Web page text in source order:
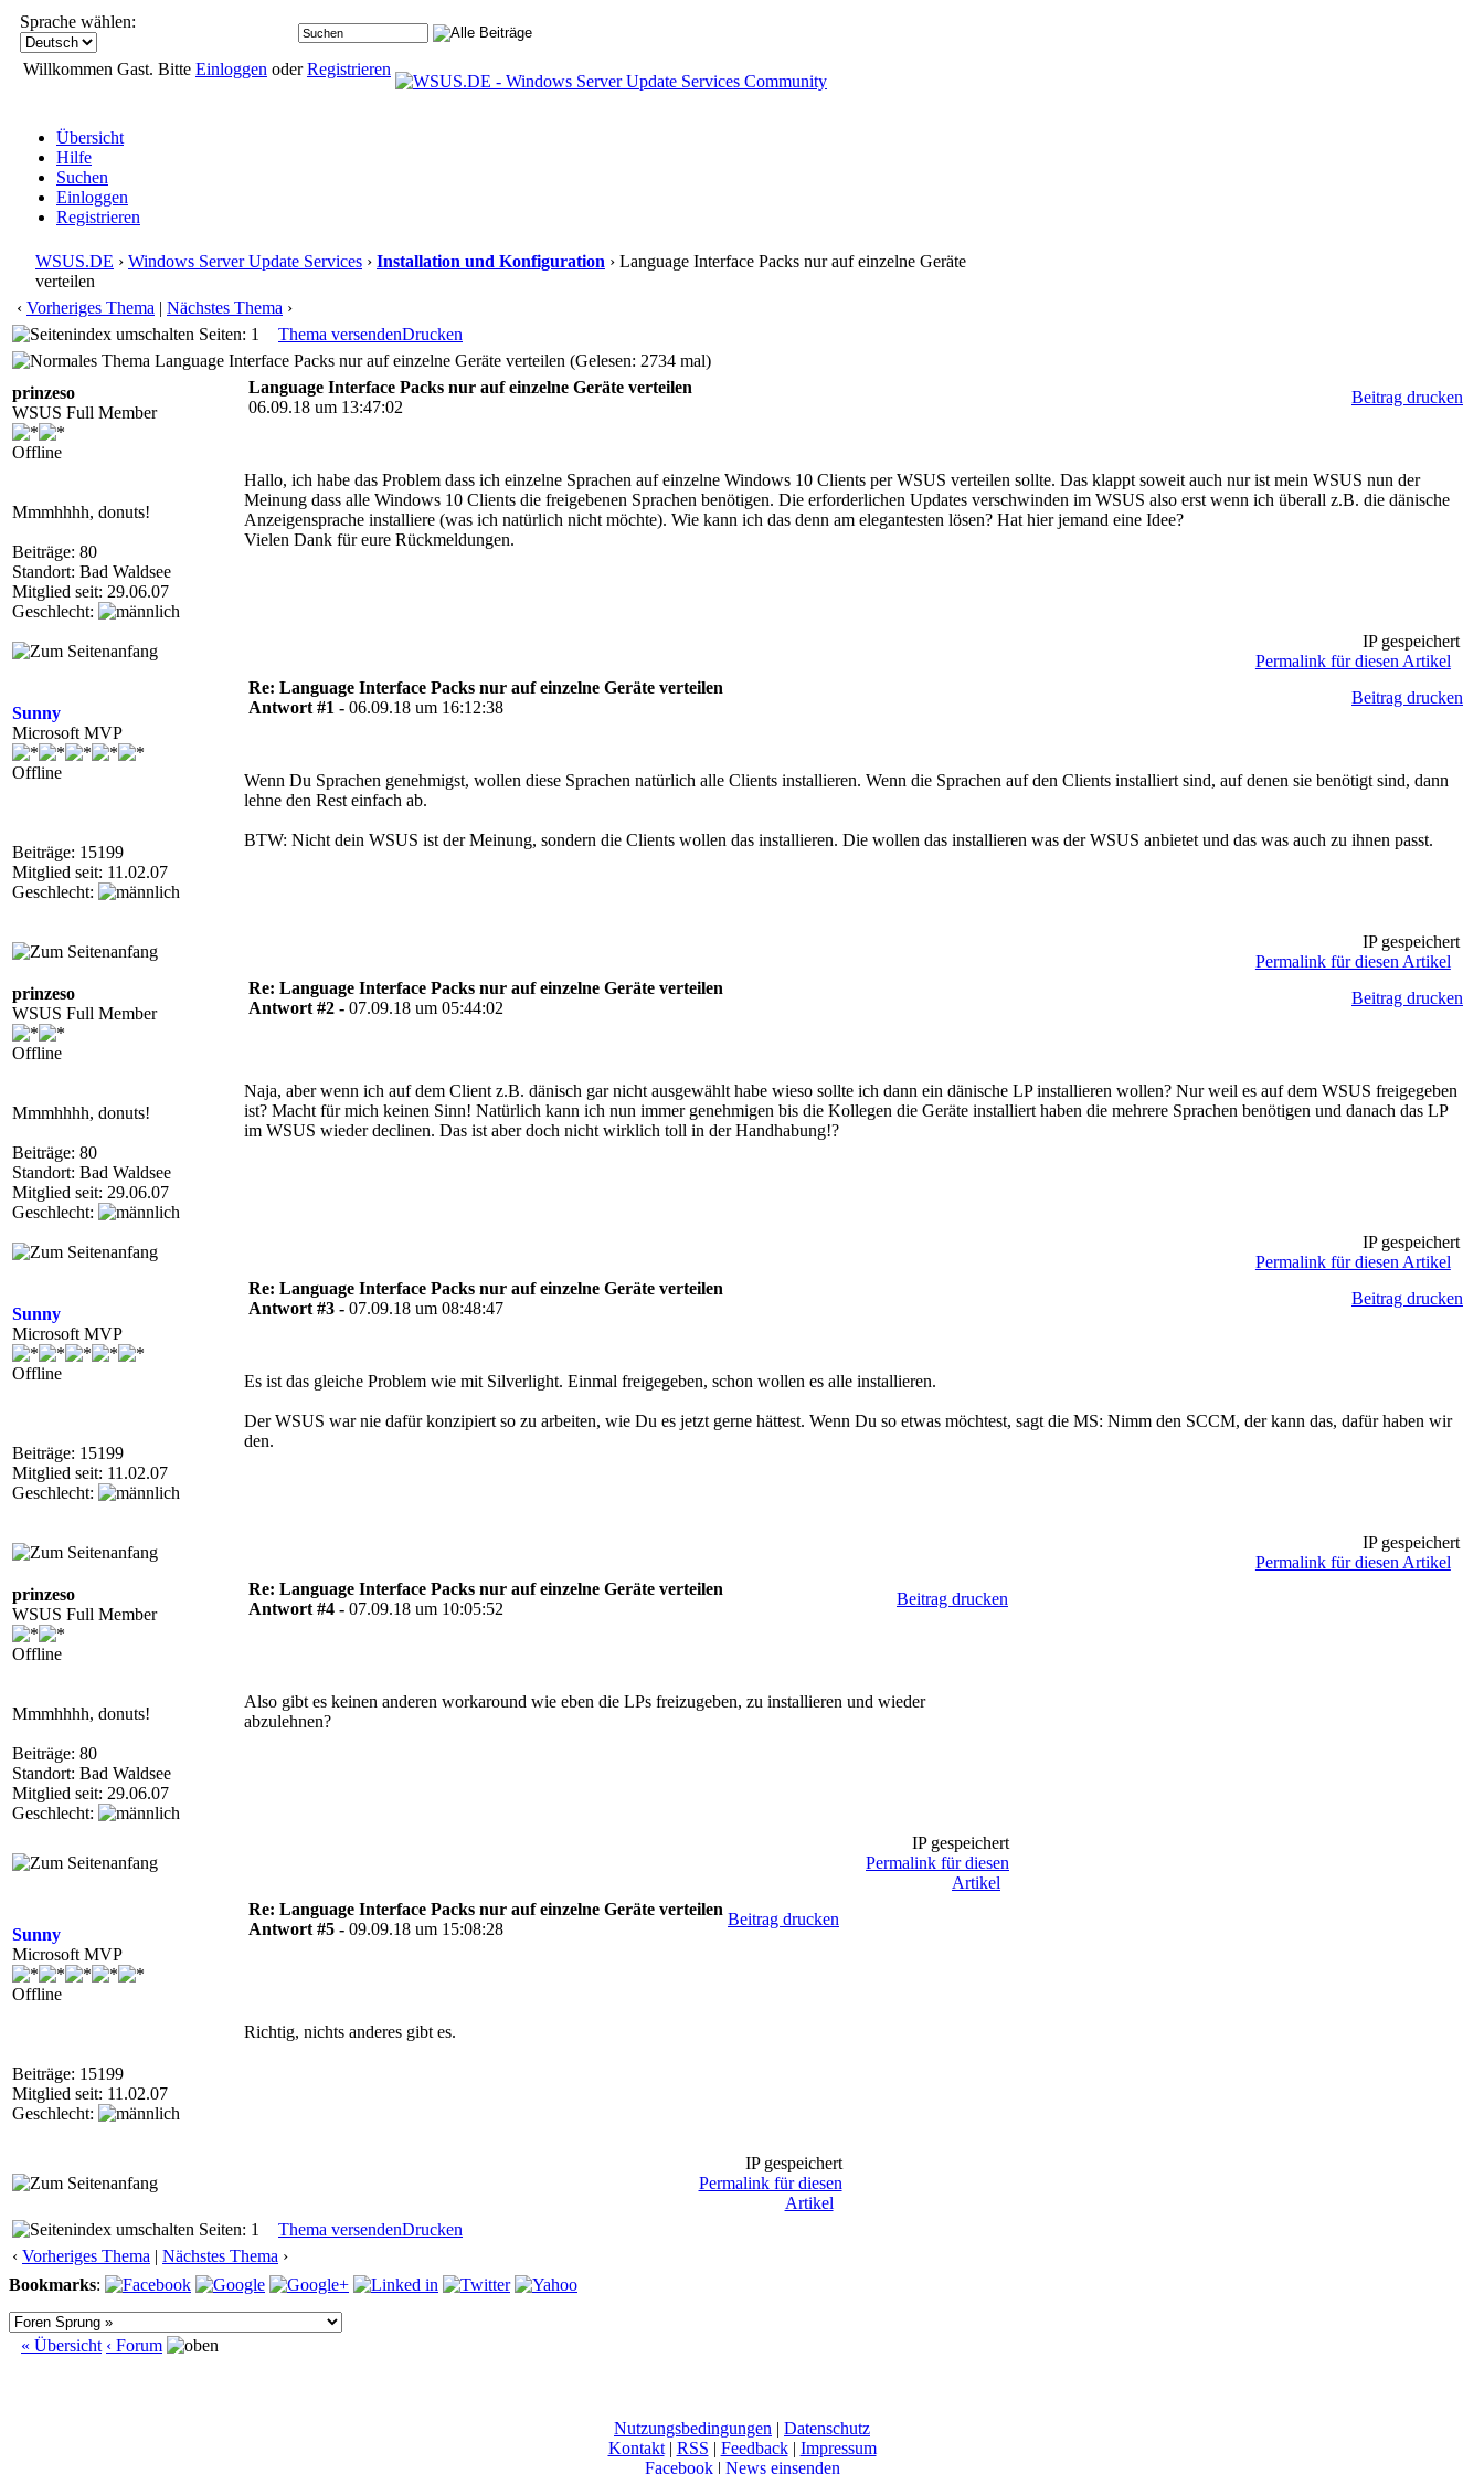
Sprache wählen:
Willkommen Gast. Bitte Einloggen oderRegistrieren
Übersicht
Hilfe
Suchen
Einloggen
Registrieren
WSUS.DE › Windows Server Update Services › Installation und Konfiguration › Language Interface Packs nur auf einzelne Geräte
verteilen
‹ Vorheriges Thema | Nächstes Thema ›
Seiten: 1
Thema versendenDrucken
Language Interface Packs nur auf einzelne Geräte verteilen (Gelesen: 2734 mal)
prinzeso
WSUS Full Member
Offline
Mmmhhhh, donuts!
Beiträge: 80
Standort: Bad Waldsee
Mitglied seit: 29.06.07
Geschlecht:
Language Interface Packs nur auf einzelne Geräte verteilen
06.09.18 um 13:47:02
Beitrag drucken
Hallo, ich habe das Problem dass ich einzelne Sprachen auf einzelne Windows 10 Clients per WSUS verteilen sollte. Das klappt soweit auch nur ist mein WSUS nun der
Meinung dass alle Windows 10 Clients die freigebenen Sprachen benötigen. Die erforderlichen Updates verschwinden im WSUS also erst wenn ich überall z.B. die dänische
Anzeigensprache installiere (was ich natürlich nicht möchte). Wie kann ich das denn am elegantesten lösen? Hat hier jemand eine Idee?
Vielen Dank für eure Rückmeldungen.
IP gespeichert
Permalink für diesen Artikel
Sunny
Microsoft MVP
Offline
Beiträge: 15199
Mitglied seit: 11.02.07
Geschlecht:
Re: Language Interface Packs nur auf einzelne Geräte verteilen
Antwort #1 - 06.09.18 um 16:12:38
Beitrag drucken
Wenn Du Sprachen genehmigst, wollen diese Sprachen natürlich alle Clients installieren. Wenn die Sprachen auf den Clients installiert sind, auf denen sie benötigt sind, dann
lehne den Rest einfach ab.
BTW: Nicht dein WSUS ist der Meinung, sondern die Clients wollen das installieren. Die wollen das installieren was der WSUS anbietet und das was auch zu ihnen passt.
IP gespeichert
Permalink für diesen Artikel
prinzeso
WSUS Full Member
Offline
Mmmhhhh, donuts!
Beiträge: 80
Standort: Bad Waldsee
Mitglied seit: 29.06.07
Geschlecht:
Re: Language Interface Packs nur auf einzelne Geräte verteilen
Antwort #2 - 07.09.18 um 05:44:02
Beitrag drucken
Naja, aber wenn ich auf dem Client z.B. dänisch gar nicht ausgewählt habe wieso sollte ich dann ein dänische LP installieren wollen? Nur weil es auf dem WSUS freigegeben
ist? Macht für mich keinen Sinn! Natürlich kann ich nun immer genehmigen bis die Kollegen die Geräte installiert haben die mehrere Sprachen benötigen und danach das LP
im WSUS wieder declinen. Das ist aber doch nicht wirklich toll in der Handhabung!?
IP gespeichert
Permalink für diesen Artikel
Sunny
Microsoft MVP
Offline
Beiträge: 15199
Mitglied seit: 11.02.07
Geschlecht:
Re: Language Interface Packs nur auf einzelne Geräte verteilen
Antwort #3 - 07.09.18 um 08:48:47
Beitrag drucken
Es ist das gleiche Problem wie mit Silverlight. Einmal freigegeben, schon wollen es alle installieren.
Der WSUS war nie dafür konzipiert so zu arbeiten, wie Du es jetzt gerne hättest. Wenn Du so etwas möchtest, sagt die MS: Nimm den SCCM, der kann das, dafür haben wir
den.
IP gespeichert
Permalink für diesen Artikel
prinzeso
WSUS Full Member
Offline
Mmmhhhh, donuts!
Beiträge: 80
Standort: Bad Waldsee
Mitglied seit: 29.06.07
Geschlecht:
Re: Language Interface Packs nur auf einzelne Geräte verteilen
Antwort #4 - 07.09.18 um 10:05:52
Beitrag drucken
Also gibt es keinen anderen workaround wie eben die LPs freizugeben, zu installieren und wieder
abzulehnen?
IP gespeichert
Permalink für diesen
Artikel
Sunny
Microsoft MVP
Offline
Beiträge: 15199
Mitglied seit: 11.02.07
Geschlecht:
Re: Language Interface Packs nur auf einzelne Geräte verteilen
Antwort #5 - 09.09.18 um 15:08:28
Beitrag drucken
Richtig, nichts anderes gibt es.
IP gespeichert
Permalink für diesen
Artikel
Seiten: 1
Thema versendenDrucken
‹ Vorheriges Thema | Nächstes Thema ›
Bookmarks:
« Übersicht ‹ Forum
Nutzungsbedingungen | Datenschutz
Kontakt| RSS | Feedback| Impressum
Facebook| News einsenden